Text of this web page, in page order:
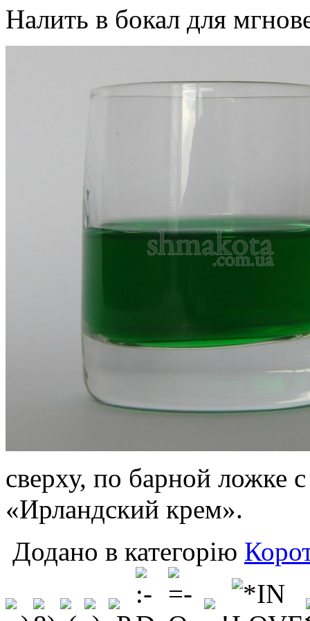
Налить в бокал для
сверху, по барной ложке
«Ирландский крем».
Додано в категорію